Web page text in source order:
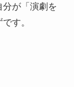
が「演劇を
す。